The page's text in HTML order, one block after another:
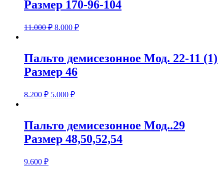
Размер 170-96-104
11.000₽ 8.000 ₽
Пальто демисезонное Мод. 22-11 (1)
Размер 46
8.200₽ 5.000 ₽
Пальто демисезонное Мод..29
Размер 48,50,52,54
9.600 ₽